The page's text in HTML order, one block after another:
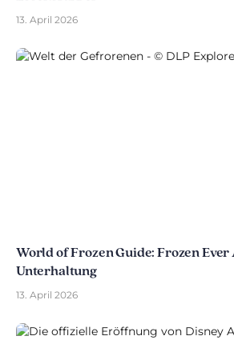
13. April 2026
World of Frozen Guide: Frozen
Unterhaltung
13. April 2026